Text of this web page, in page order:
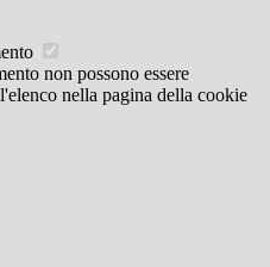
non possono essere
nella pagina della cookie